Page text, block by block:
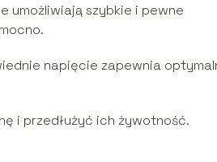
umożliwiają szybkie i pewne
napięcie zapewnia
i przedłużyć ich żywotność.